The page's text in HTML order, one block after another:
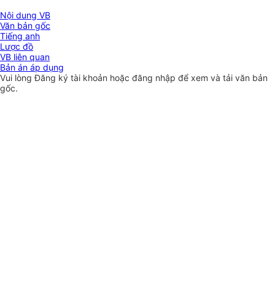
Nội dung VB
Văn bản gốc
Tiếng anh
Lược đồ
VB liên quan
Bản án áp dụng
Vui lòngĐăng ký tài khoản hoặc đăng nhập để xem và tải văn bản
gốc.